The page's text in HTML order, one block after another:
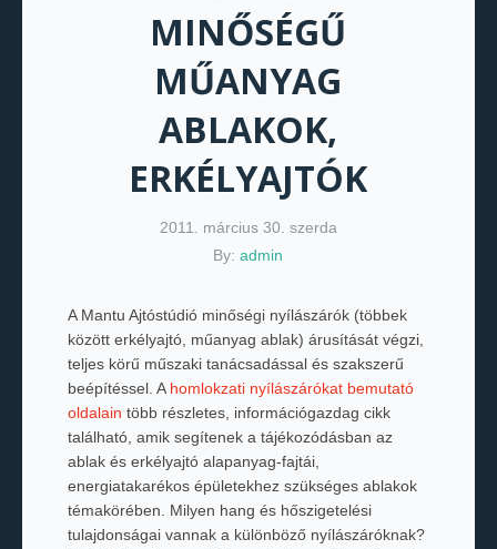
MINŐSÉGŰ
MŰANYAG
ABLAKOK,
ERKÉLYAJTÓK
2011. március 30. szerda
By:admin
A Mantu Ajtóstúdió minőségi nyílászárók (többek
között erkélyajtó, műanyag ablak) árusítását végzi,
teljes körű műszaki tanácsadással és szakszerű
beépítéssel. A homlokzati nyílászárókat bemutató
oldalain több részletes, információgazdag cikk
található, amik segítenek a tájékozódásban az
ablak és erkélyajtó alapanyag-fajtái,
energiatakarékos épületekhez szükséges ablakok
témakörében. Milyen hang és hőszigetelési
tulajdonságai vannak a különböző nyílászáróknak?